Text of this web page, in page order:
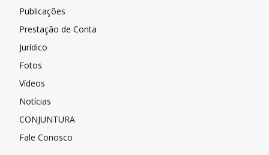
Publicações
Prestação de Conta
Jurídico
Fotos
Vídeos
Notícias
CONJUNTURA
Fale Conosco